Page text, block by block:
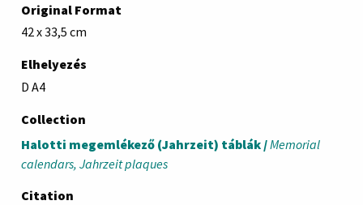
Original Format
42 x 33,5 cm
Elhelyezés
D A4
Collection
Halotti megemlékező (Jahrzeit) táblák /Memorial
calendars, Jahrzeit plaques
Citation